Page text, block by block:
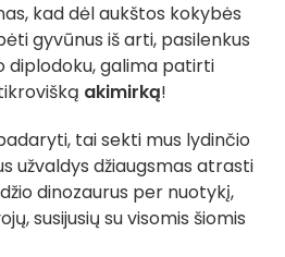
kad dėl aukštos kokybės
gyvūnus iš arti, pasilenkus
diplodoku, galima patirti
akimirką!
tai sekti mus lydinčio
užvaldys džiaugsmas atrasti
dinozaurus per nuotykį,
susijusių su visomis šiomis